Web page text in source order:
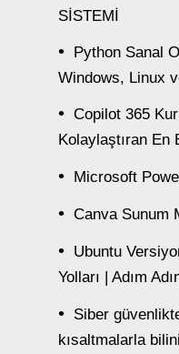
SİSTEMİ
Python Sanal
Windows, Linux
Copilot 365
Kolaylaştıran
Microsoft
Canva Sunum
Ubuntu
Yolları | Adım
Siber
kısaltmalarla